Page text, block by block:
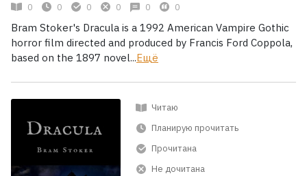
0 0 0 0 0 0
Bram Stoker's Dracula is a 1992 American Vampire Gothic
horror film directed and produced by Francis Ford Coppola,
based on the 1897 novel...Ещё
Читаю
Планирую прочитать
Прочитана
Не дочитана